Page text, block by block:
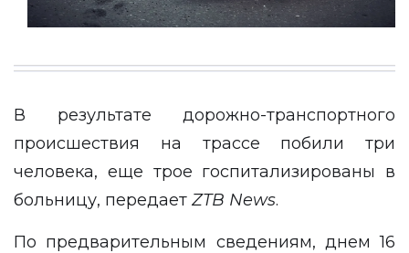
В результате дорожно-транспортного
происшествия на трассе побили три
человека, еще трое госпитализированы в
больницу, передает ZTB News.
По предварительным сведениям, днем 16